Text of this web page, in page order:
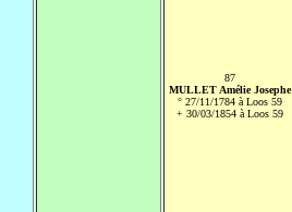
87
MULLET Amélie Josephe
° 27/11/1784 à Loos 59
+ 30/03/1854 à Loos 59